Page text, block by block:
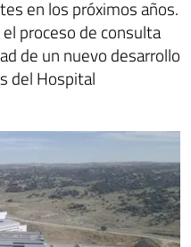
en los próximos años.
proceso de consulta
de un nuevo desarrollo
del Hospital